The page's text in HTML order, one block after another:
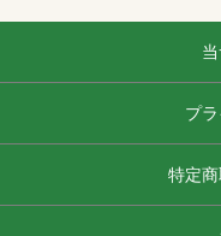
プ
特定